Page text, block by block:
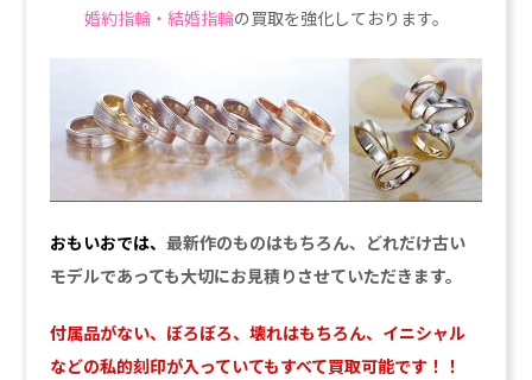
婚約指輪・結婚指輪の買取を強化しております。
おもいおでは、最新作のものはもちろん、どれだけ古い
モデルであっても大切にお見積りさせていただきます。
付属品がない、ぼろぼろ、壊れはもちろん、イニシャル
などの私的刻印が入っていてもすべて買取可能です！！